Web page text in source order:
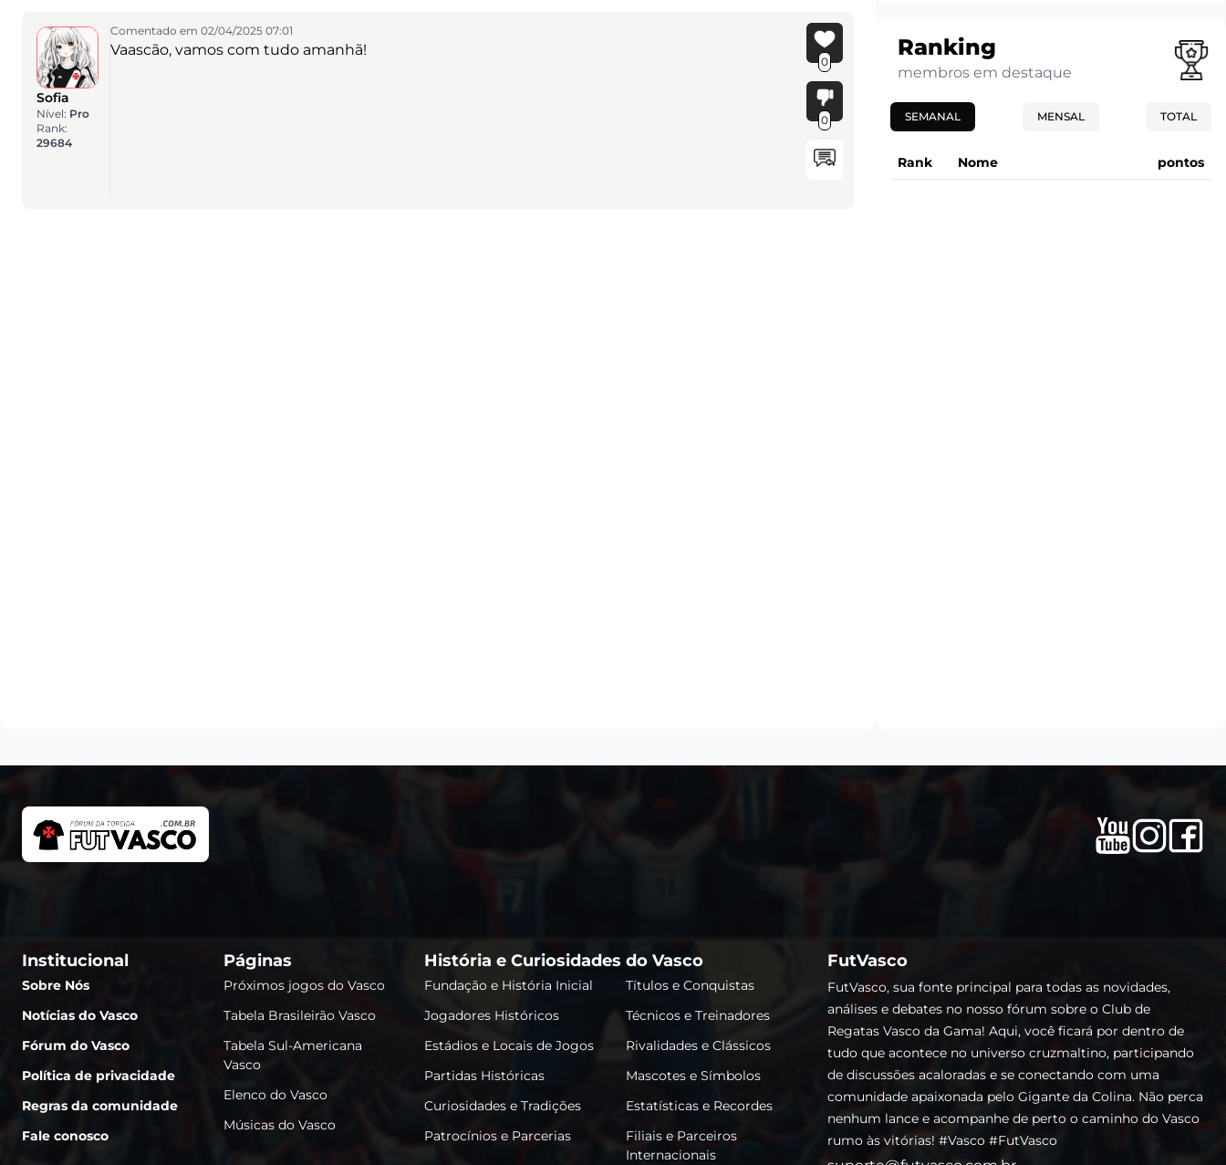
Sofia
Nível: Pro
Rank:
29684
Comentado em 02/04/2025 07:01
Vaascão, vamos com tudo amanhã!
0
0
Ranking
membros em destaque
SEMANAL MENSAL TOTAL
Rank Nome pontos
Institucional
Sobre Nós
Notícias do Vasco
Fórum do Vasco
Política de privacidade
Regras da comunidade
Fale conosco
Páginas
Próximos jogos do Vasco
Tabela Brasileirão Vasco
Tabela Sul-Americana
Vasco
Elenco do Vasco
Músicas do Vasco
História e Curiosidades do Vasco
Fundação e História Inicial
Títulos e Conquistas
Jogadores Históricos
Técnicos e Treinadores
Estádios e Locais de Jogos
Rivalidades e Clássicos
Partidas Históricas
Mascotes e Símbolos
Curiosidades e Tradições
Estatísticas e Recordes
Patrocínios e Parcerias
Filiais e Parceiros
Internacionais
FutVasco
FutVasco, sua fonte principal para todas as novidades,
análises e debates no nosso fórum sobre o Club de
Regatas Vasco da Gama! Aqui, você ficará por dentro de
tudo que acontece no universo cruzmaltino, participando
de discussões acaloradas e se conectando com uma
comunidade apaixonada pelo Gigante da Colina. Não perca
nenhum lance e acompanhe de perto o caminho do Vasco
rumo às vitórias! #Vasco #FutVasco